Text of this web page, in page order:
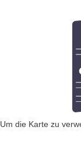
Um die Karte zu